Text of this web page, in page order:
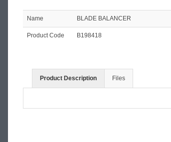
Name BLADE BALANCER
Product Code B198418
Product Description Files